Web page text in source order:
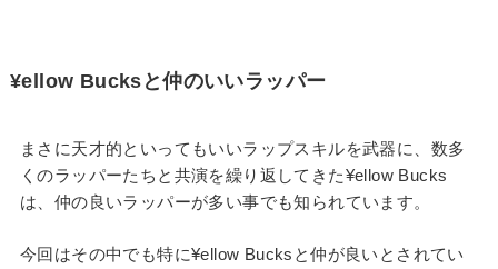
¥ellow Bucksと仲のいいラッパー
まさに天才的といってもいいラップスキルを武器に、数多
くのラッパーたちと共演を繰り返してきた¥ellow Bucks
は、仲の良いラッパーが多い事でも知られています。
今回はその中でも特に¥ellow Bucksと仲が良いとされてい